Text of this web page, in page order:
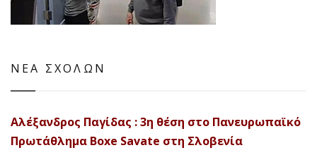
ΝΕΑ ΣΧΟΛΩΝ
Αλέξανδρος Παγίδας : 3η θέση στο Πανευρωπαϊκό
Πρωτάθλημα Boxe Savate στη Σλοβενία